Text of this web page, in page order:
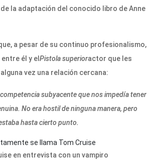
la adaptación del conocido libro de Anne
a pesar de su continuo profesionalismo,
él y el Pistola superioractor que les
vez una relación cercana:
subyacente que nos impedía tener
No era hostil de ninguna manera, pero
hasta cierto punto.
en entrevista con un vampiro